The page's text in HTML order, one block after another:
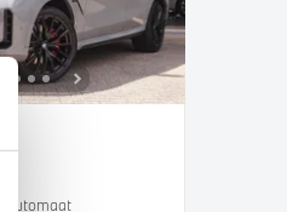
Automaat